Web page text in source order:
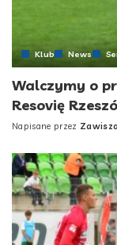
Klub News
Walczymy o
Resovię
Posted
Napisane przez